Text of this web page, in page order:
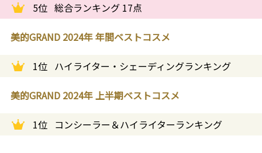
5位 総合ランキング 17点
美的GRAND 2024年 年間ベストコスメ
1位 ハイライター・シェーディングランキング
美的GRAND 2024年 上半期ベストコスメ
1位 コンシーラー＆ハイライターランキング